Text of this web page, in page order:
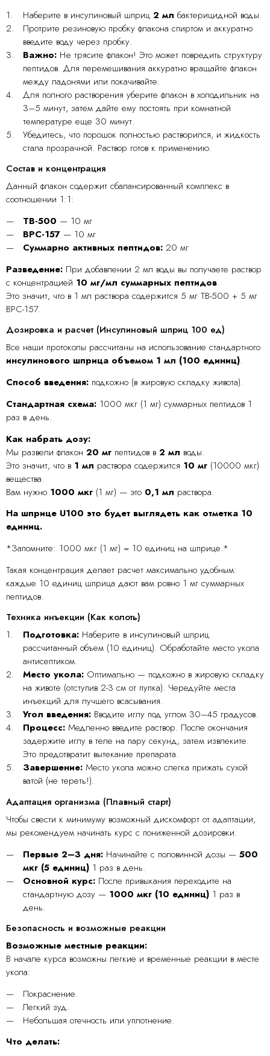
Наберите в инсулиновый шприц 2 мл бактерицидной воды.
Протрите резиновую пробку флакона спиртом и аккуратно
введите воду через пробку.
Важно:Не трясите флакон! Это может повредить структуру
пептидов. Для перемешивания аккуратно вращайте флакон
между ладонями или покачивайте.
Для полного растворения уберите флакон в холодильник на
3–5 минут, затем дайте ему постоять при комнатной
температуре еще 30 минут.
Убедитесь, что порошок полностью растворился, и жидкость
стала прозрачной. Раствор готов к применению.
Состав и концентрация
Данный флакон содержит сбалансированный комплекс в
соотношении 1:1:
TB-500 — 10 мг
BPC-157— 10 мг
Суммарно активных пептидов:20 мг
Разведение: При добавлении 2 мл воды вы получаете раствор
с концентрацией 10 мг/мл суммарных пептидов.
Это значит, что в 1 мл раствора содержится 5 мг TB-500 + 5 мг
BPC-157.
Дозировка и расчет (Инсулиновый шприц 100 ед)
Все наши протоколы рассчитаны на использование стандартного
инсулинового шприца объемом 1 мл (100 единиц).
Способ введения: подкожно (в жировую складку живота).
Стандартная схема: 1000 мкг (1 мг) суммарных пептидов 1
раз в день.
Как набрать дозу:
Мы развели флакон 20 мг пептидов в 2 мл воды.
Это значит, что в 1 мл раствора содержится 10 мг (10000 мкг)
вещества.
Вам нужно 1000 мкг (1 мг) — это 0,1 мл раствора.
На шприце U100 это будет выглядеть как отметка 10
единиц.
*Запомните: 1000 мкг (1 мг) = 10 единиц на шприце.*
Такая концентрация делает расчет максимально удобным:
каждые 10 единиц шприца дают вам ровно 1 мг суммарных
пептидов.
Техника инъекции (Как колоть)
Подготовка:Наберите в инсулиновый шприц
рассчитанный объем (10 единиц). Обработайте место укола
антисептиком.
Место укола:Оптимально — подкожно в жировую складку
на животе (отступив 2-3 см от пупка). Чередуйте места
инъекций для лучшего всасывания.
Угол введения:Вводите иглу под углом 30–45 градусов.
Процесс:Медленно введите раствор. После окончания
задержите иглу в теле на пару секунд, затем извлеките.
Это предотвратит вытекание препарата.
Завершение:Место укола можно слегка прижать сухой
ватой (не тереть!).
Адаптация организма (Плавный старт)
Чтобы свести к минимуму возможный дискомфорт от адаптации,
мы рекомендуем начинать курс с пониженной дозировки.
Первые 2–3 дня:Начинайте с половинной дозы — 500
мкг (5 единиц)1 раз в день.
Основной курс:После привыкания переходите на
стандартную дозу — 1000 мкг (10 единиц)1 раз в
день.
Безопасность и возможные реакции
Возможные местные реакции:
В начале курса возможны легкие и временные реакции в месте
укола:
Покраснение.
Легкий зуд.
Небольшая отечность или уплотнение.
Что делать: